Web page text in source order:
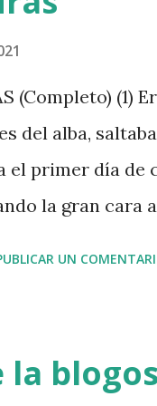
público. Tiene
con
nos dibujan
seguir hace
de sus
bueno, como
(Completo) (1)
del alba,
el primer día de
la gran cara
aparecido en
UN
la